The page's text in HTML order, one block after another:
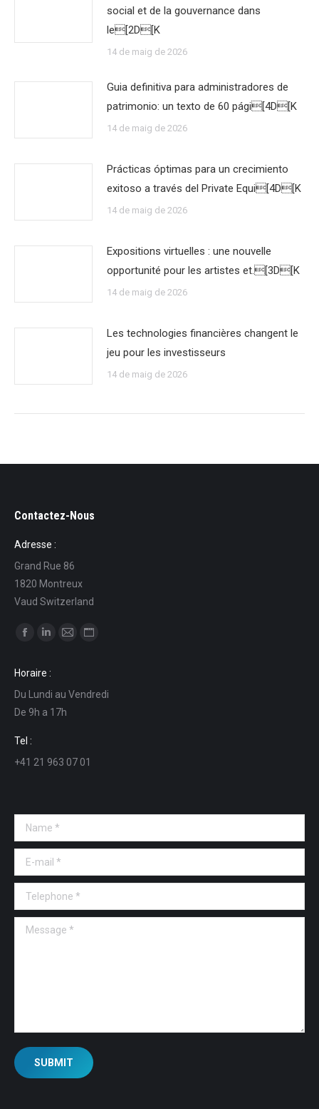
social et de la gouvernance dans
le[2D[K
14 de maig de 2026
Guia definitiva para administradores de
patrimonio: un texto de 60 pági[4D[K
14 de maig de 2026
Prácticas óptimas para un crecimiento
exitoso a través del Private Equi[4D[K
14 de maig de 2026
Expositions virtuelles : une nouvelle
opportunité pour les artistes et.[3D[K
14 de maig de 2026
Les technologies financières changent le
jeu pour les investisseurs
14 de maig de 2026
Contactez-Nous
Adresse :
Grand Rue 86
1820 Montreux
Vaud Switzerland
Find us on:
opens
in
new
window
opens
in
new
in
in
Horaire :
Du Lundi au Vendredi
De 9h a 17h
Tel :
+41 21 963 07 01
Name *
E-mail *
Telephone *
Message *
SUBMIT